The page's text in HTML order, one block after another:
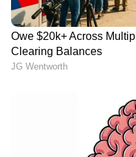
പീഡിപ്പിച്ച കേസിൽ 51-
കാരനും പിടിയിൽ;
ഇതുവരെ അറസ്റ്റിലായത്
നാലുപേർ; പ്രതിയായ
അച്ഛനെ വിദേശത്തുനിന്ന്